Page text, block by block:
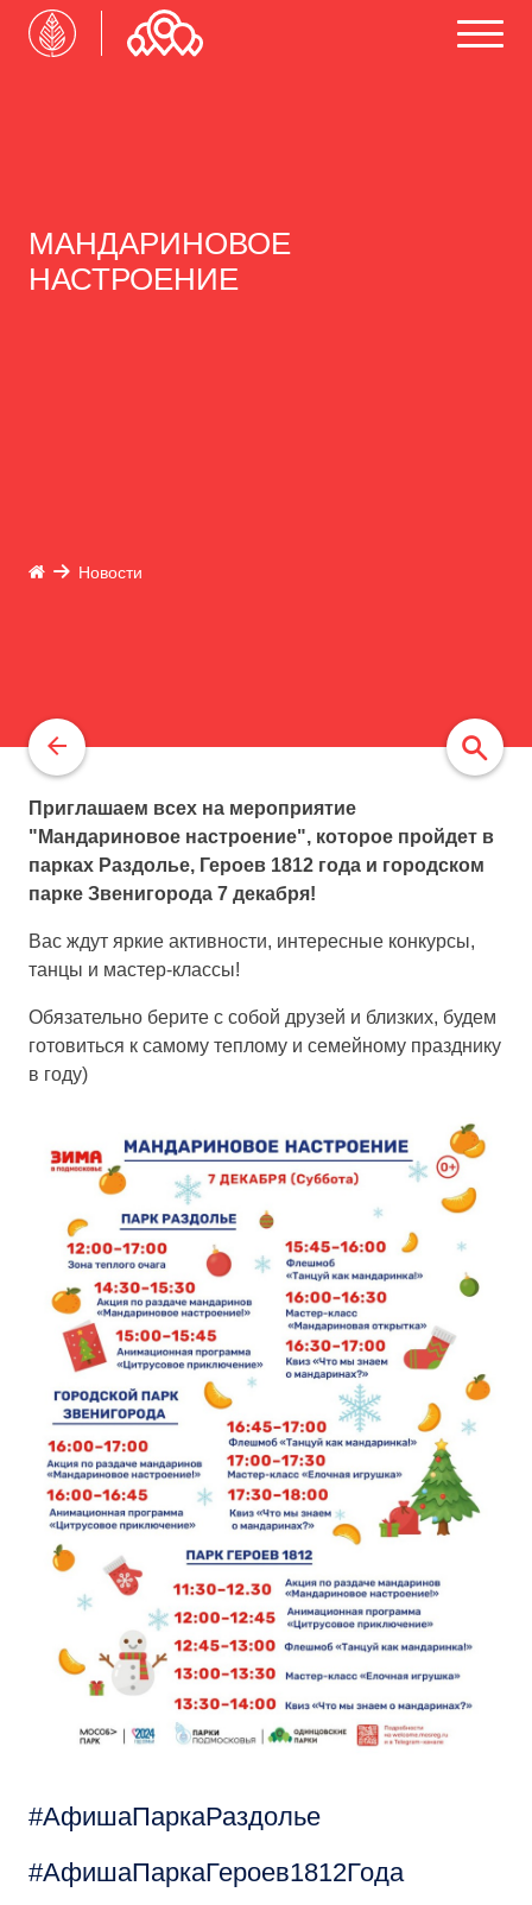
МАНДАРИНОВОЕ
НАСТРОЕНИЕ
Новости
найти
Приглашаем всех на мероприятие
"Мандариновое настроение", которое пройдет в
парках Раздолье, Героев 1812 года и городском
парке Звенигорода 7 декабря!
Вас ждут яркие активности, интересные конкурсы,
танцы и мастер-классы!
Обязательно берите с собой друзей и близких, будем
готовиться к самому теплому и семейному празднику
в году)
АфишаПаркаРаздолье
АфишаПаркаГероев1812Года